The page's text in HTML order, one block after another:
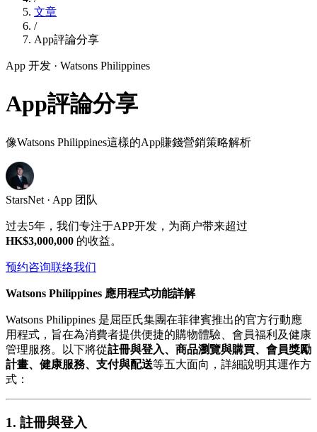
文章
/
App評論分享
App 开发 · Watsons Philippines
App評論分享
像Watsons Philippines這樣的App賺錢營銷策略解析
StarsNet · App 团队
过去5年，我们专注于APP开发，为商户带来超过
HK$3,000,000 的收益。
预约咨询联络我们
Watsons Philippines 應用程式功能詳解
Watsons Philippines 是屈臣氏集團在菲律賓推出的官方行動應
用程式，旨在為消費者提供便捷的購物體驗、會員福利及健康
管理服務。以下將從註冊與登入、商品瀏覽與購買、會員獎勵
計畫、健康服務、支付與配送等五大面向，詳細說明其運作方
式：
1. 註冊與登入